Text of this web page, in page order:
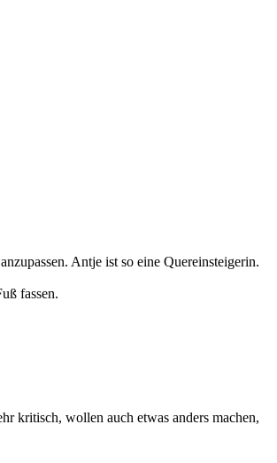
Antje ist so eine Quereinsteigerin.
fassen.
kritisch, wollen auch etwas anders machen,